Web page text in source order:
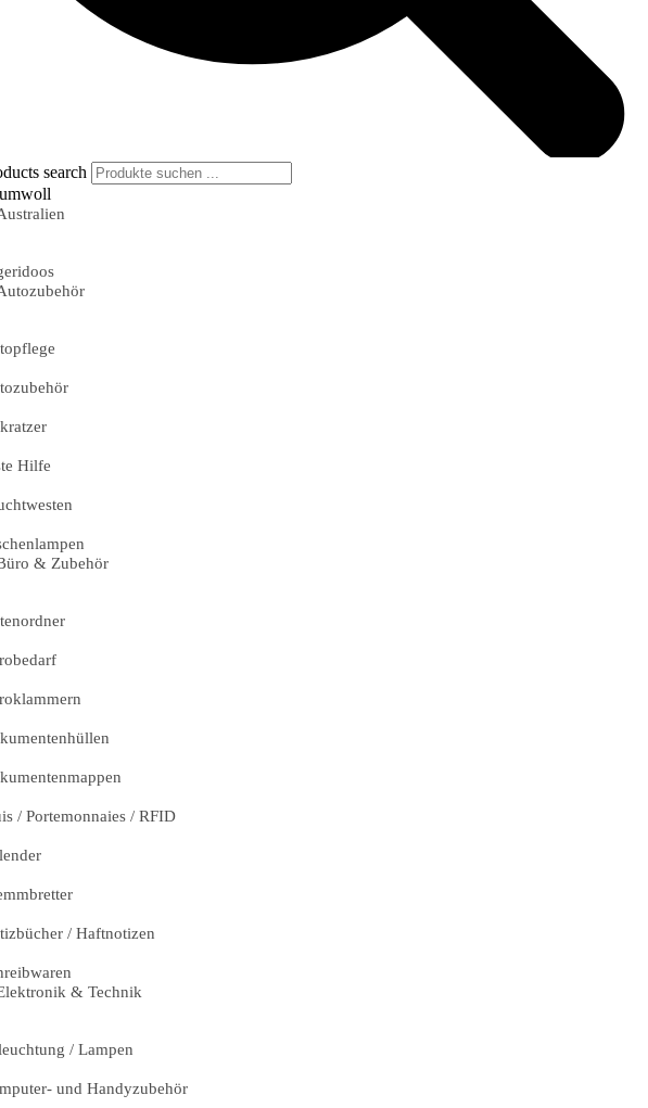
search
Hilfe
& Zubehör
/ Portemonnaies / RFID
/ Haftnotizen
& Technik
/ Lampen
und Handyzubehör